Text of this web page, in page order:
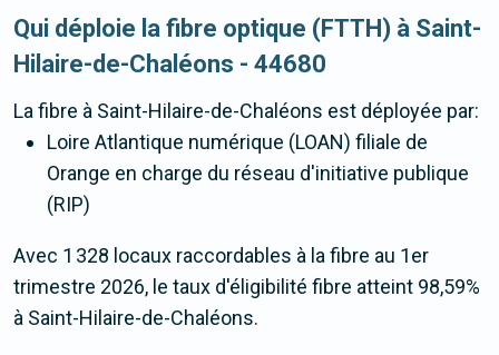
Qui déploie la fibre optique (FTTH) à Saint-
Hilaire-de-Chaléons - 44680
La fibre à Saint-Hilaire-de-Chaléons est déployée par:
Loire Atlantique numérique (LOAN) filiale de
Orange en charge du réseau d'initiative publique
(RIP)
Avec 1 328 locaux raccordables à la fibre au 1er
trimestre 2026, le taux d'éligibilité fibre atteint 98,59%
à Saint-Hilaire-de-Chaléons.